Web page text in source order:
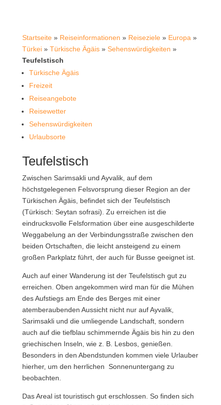
Startseite» Reiseinformationen » Reiseziele» Europa »
Türkei» Türkische Ägäis» Sehenswürdigkeiten »
Teufelstisch
Türkische Ägäis
Freizeit
Reiseangebote
Reisewetter
Sehenswürdigkeiten
Urlaubsorte
Teufelstisch
Zwischen Sarimsakli und Ayvalik, auf dem
höchstgelegenen Felsvorsprung dieser Region an der
Türkischen Ägäis, befindet sich der Teufelstisch
(Türkisch: Seytan sofrasi). Zu erreichen ist die
eindrucksvolle Felsformation über eine ausgeschilderte
Weggabelung an der Verbindungsstraße zwischen den
beiden Ortschaften, die leicht ansteigend zu einem
großen Parkplatz führt, der auch für Busse geeignet ist.
Auch auf einer Wanderung ist der Teufelstisch gut zu
erreichen. Oben angekommen wird man für die Mühen
des Aufstiegs am Ende des Berges mit einer
atemberaubenden Aussicht nicht nur auf Ayvalik,
Sarimsakli und die umliegende Landschaft, sondern
auch auf die tiefblau schimmernde Ägäis bis hin zu den
griechischen Inseln, wie z. B. Lesbos, genießen.
Besonders in den Abendstunden kommen viele Urlauber
hierher, um den herrlichen Sonnenuntergang zu
beobachten.
Das Areal ist touristisch gut erschlossen. So finden sich